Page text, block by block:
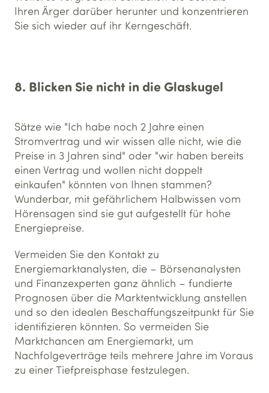
Ihren Ärger darüber herunter und konzentrieren
Sie sich wieder auf ihr Kerngeschäft.
8. Blicken Sie nicht in die Glaskugel
Sätze wie "Ich habe noch 2 Jahre einen
Stromvertrag und wir wissen alle nicht, wie die
Preise in 3 Jahren sind" oder "wir haben bereits
einen Vertrag und wollen nicht doppelt
einkaufen" könnten von Ihnen stammen?
Wunderbar, mit gefährlichem Halbwissen vom
Hörensagen sind sie gut aufgestellt für hohe
Energiepreise.
Vermeiden Sie den Kontakt zu
Energiemarktanalysten, die – Börsenanalysten
und Finanzexperten ganz ähnlich – fundierte
Prognosen über die Marktentwicklung anstellen
und so den idealen Beschaffungszeitpunkt für Sie
identifizieren könnten. So vermeiden Sie
Marktchancen am Energiemarkt, um
Nachfolgeverträge teils mehrere Jahre im Voraus
zu einer Tiefpreisphase festzulegen.